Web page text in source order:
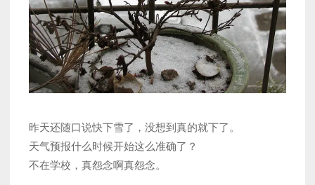
昨天还随口说快下雪了，没想到真的就下了。
天气预报什么时候开始这么准确了？
不在学校，真怨念啊真怨念。